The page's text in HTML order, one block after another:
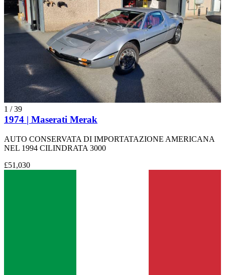
1 /39
1974 | Maserati Merak
AUTO CONSERVATA DI IMPORTATAZIONE AMERICANA
NEL 1994 CILINDRATA 3000
£51,030